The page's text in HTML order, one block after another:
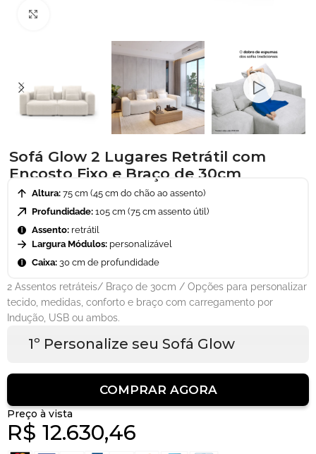
Sofá Glow 2 Lugares Retrátil com
Encosto Fixo e Braço de 30cm
Altura: 75 cm (45 cm do chão ao assento)
Profundidade: 105 cm (75 cm assento útil)
Assento: retrátil
Largura Módulos: personalizável
Caixa: 30 cm de profundidade
2 Assentos retráteis/ Braço de 30cm / Opções para personalizar
tecido, medidas, conforto e braço com carregamento por
Indução, USB ou ambos.
1º Personalize seu Sofá Glow
COMPRAR AGORA
Preço à vista
R$ 12.630,46